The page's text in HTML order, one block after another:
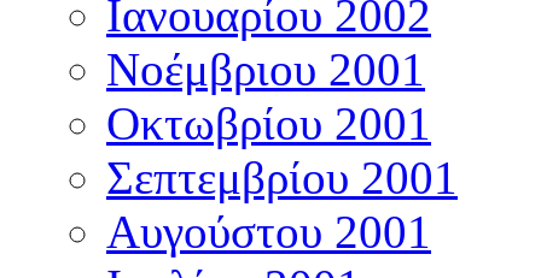
Ιανουαρίου 2002
Νοέμβριου 2001
Οκτωβρίου 2001
Σεπτεμβρίου 2001
Αυγούστου 2001